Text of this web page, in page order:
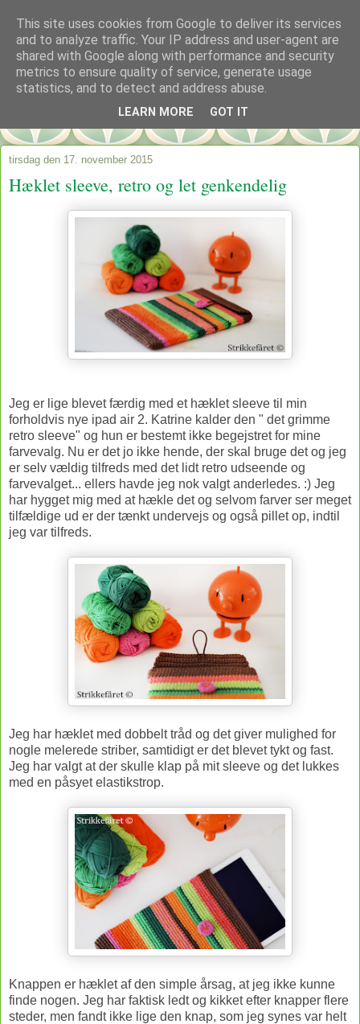
tirsdag den 17. november 2015
Hæklet sleeve, retro og let genkendelig
Jeg er lige blevet færdig med et hæklet sleeve til min
forholdvis nye ipad air 2. Katrine kalder den " det grimme
retro sleeve" og hun er bestemt ikke begejstret for mine
farvevalg. Nu er det jo ikke hende, der skal bruge det og jeg
er selv vældig tilfreds med det lidt retro udseende og
farvevalget... ellers havde jeg nok valgt anderledes. :) Jeg
har hygget mig med at hækle det og selvom farver ser meget
tilfældige ud er der tænkt undervejs og også pillet op, indtil
jeg var tilfreds.
Jeg har hæklet med dobbelt tråd og det giver mulighed for
nogle melerede striber, samtidigt er det blevet tykt og fast.
Jeg har valgt at der skulle klap på mit sleeve og det lukkes
med en påsyet elastikstrop.
Knappen er hæklet af den simple årsag, at jeg ikke kunne
finde nogen. Jeg har faktisk ledt og kikket efter knapper flere
steder, men fandt ikke lige den knap, som jeg synes var helt
This site uses cookies from Google to deliver its services
and to analyze traffic. Your IP address and user-agent are
shared with Google along with performance and security
metrics to ensure quality of service, generate usage
statistics, and to detect and address abuse.
LEARN MORE GOT IT